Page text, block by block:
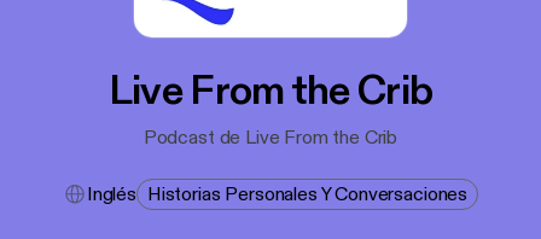
Live From the Crib
Podcast de Live From the Crib
Inglés Historias Personales Y Conversaciones